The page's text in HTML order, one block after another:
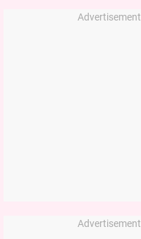
Advertisement
Advertisement